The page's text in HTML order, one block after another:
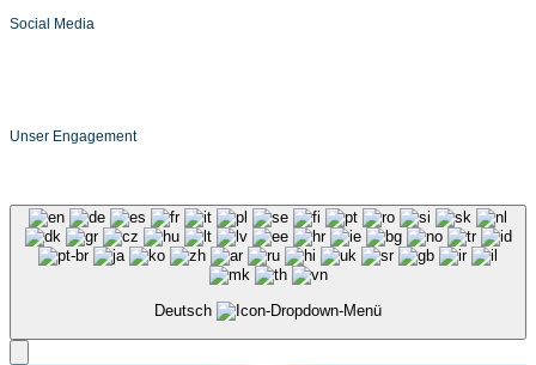
Social Media
Unser Engagement
Deutsch